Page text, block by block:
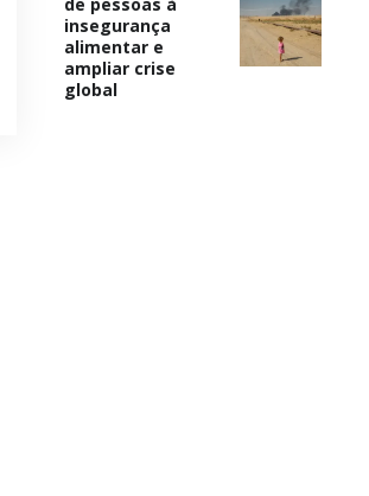
insegurança
alimentar e
ampliar crise
global